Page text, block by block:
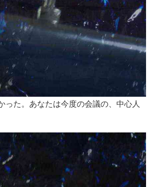
った。あなたは今度の会議の、中心人